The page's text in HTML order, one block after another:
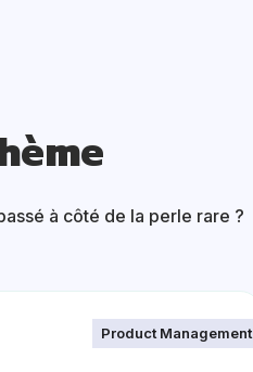
à côté de la perle rare ?
Product Management